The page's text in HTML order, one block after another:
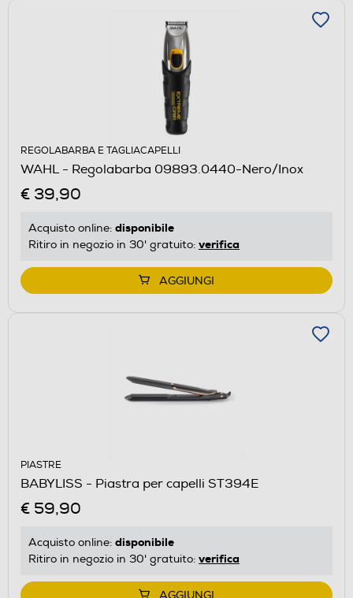
REGOLABARBA E TAGLIACAPELLI
WAHL - Regolabarba 09893.0440-Nero/Inox
€ 39,90
Acquisto online: disponibile
Ritiro in negozio in 30' gratuito: verifica
AGGIUNGI
PIASTRE
BABYLISS - Piastra per capelli ST394E
€ 59,90
Acquisto online: disponibile
Ritiro in negozio in 30' gratuito: verifica
AGGIUNGI